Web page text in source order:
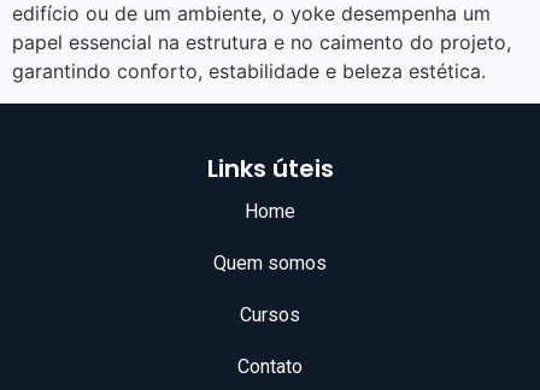
edifício ou de um ambiente, o yoke desempenha um
papel essencial na estrutura e no caimento do projeto,
garantindo conforto, estabilidade e beleza estética.
Links úteis
Home
Quem somos
Cursos
Contato